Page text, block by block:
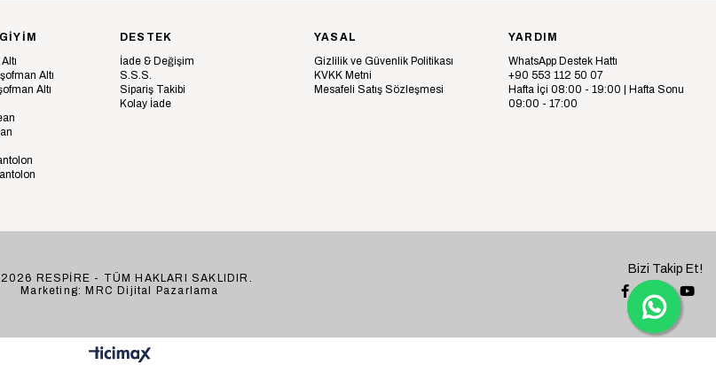
Altı
Altı
DESTEK
İade & Değişim
S.S.S.
Sipariş Takibi
Kolay İade
YASAL
Gizlilik ve Güvenlik Politikası
KVKK Metni
Mesafeli Satış Sözleşmesi
YARDIM
WhatsApp Destek Hattı
+90 553 112 50 07
Hafta İçi 08:00 - 19:00 | Hafta Sonu
09:00 - 17:00
RESPİRE - TÜM HAKLARI SAKLIDIR.
Marketing: MRC Dijital Pazarlama
Bizi Takip Et!